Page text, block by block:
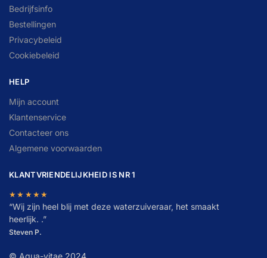
Bedrijfsinfo
Bestellingen
Privacybeleid
Cookiebeleid
HELP
Mijn account
Klantenservice
Contacteer ons
Algemene voorwaarden
KLANTVRIENDELIJKHEID IS NR 1
★★★★★
“Wij zijn heel blij met deze waterzuiveraar, het smaakt
heerlijk. .”
Steven P.
© Aqua-vitae 2024